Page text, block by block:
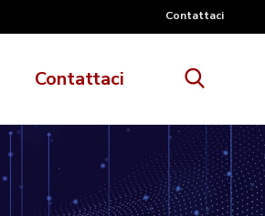
Contattaci
Contattaci